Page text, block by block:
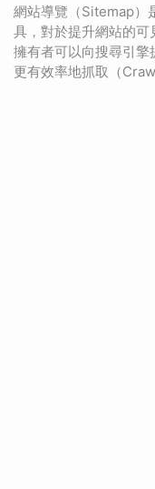
網站導覽（Sitemap）
具，對於提升網站的
擁有者可以向搜尋引
更有效率地抓取（